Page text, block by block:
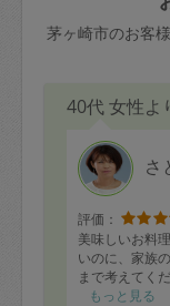
茅ヶ崎市のお客
40代 女性よ
さ
評価：
美味しいお料
いのに、家族
まで考えてく
もっと見る